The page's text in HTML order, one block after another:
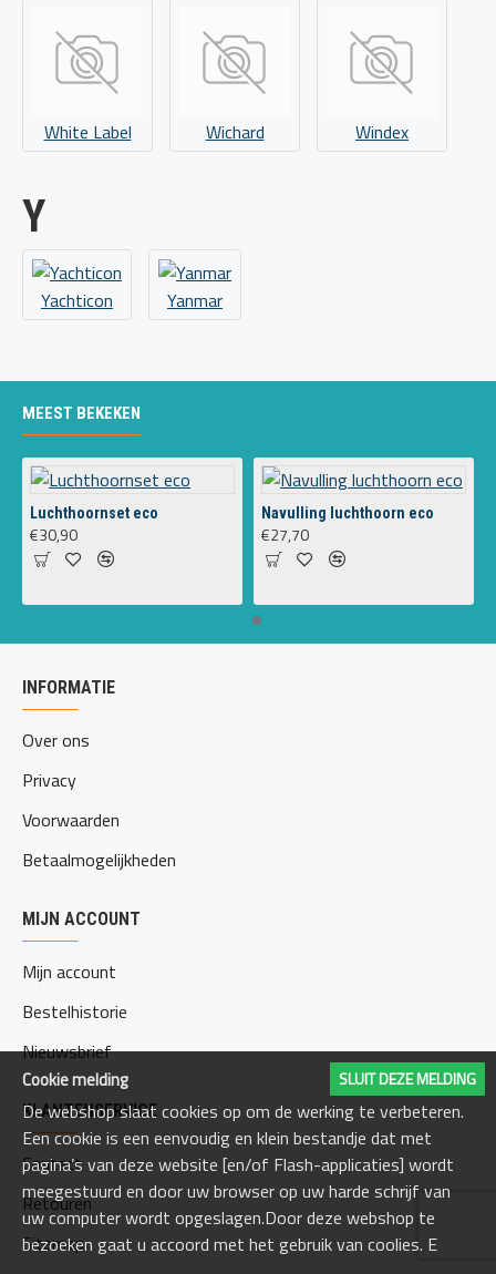
White Label Wichard Windex
Y
Yachticon Yanmar
MEEST BEKEKEN
Luchthoornset eco
€30,90
Navulling luchthoorn eco
€27,70
INFORMATIE
Over ons
Privacy
Voorwaarden
Betaalmogelijkheden
MIJN ACCOUNT
Mijn account
Bestelhistorie
Nieuwsbrief
KLANTENSERVICE
Contact
Retouren
Sitemap
SLUIT DEZE MELDING
Cookie melding
De webshop slaat cookies op om de werking te verbeteren.
Een cookie is een eenvoudig en klein bestandje dat met
pagina’s van deze website [en/of Flash-applicaties] wordt
meegestuurd en door uw browser op uw harde schrijf van
uw computer wordt opgeslagen.Door deze webshop te
bezoeken gaat u accoord met het gebruik van coolies. E